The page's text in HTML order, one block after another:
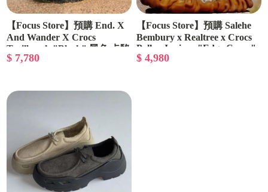
【Focus Store】預購 End. X
And Wander X Crocs
Trailbreak "Black" 黑色 卡駱
馳 211180-001
$ 7,780
【Focus Store】預購 Salehe
Bembury x Realtree x Crocs
Pollex Juniper "Edge Camo"
迷彩 208694-90H
$ 4,980